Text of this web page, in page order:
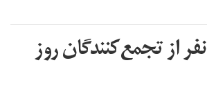
بازداشت ۸۴ نفر از تجمع‌کنندگان روز